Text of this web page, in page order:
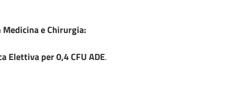
e Chirurgia:
Elettiva per 0,4 CFU ADE.